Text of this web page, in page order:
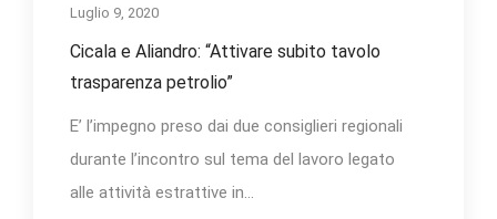
Luglio 9, 2020
Cicala e Aliandro: “Attivare subito tavolo
trasparenza petrolio”
E’ l’impegno preso dai due consiglieri regionali
durante l’incontro sul tema del lavoro legato
alle attività estrattive in...